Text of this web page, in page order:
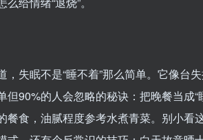
失眠不是“睡不着”那么简单。它像台
但90%的人会忽略的秘诀：把晚餐当成
餐食，油腻程度参考水煮青菜。别小看